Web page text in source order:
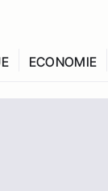
ECONOMIE